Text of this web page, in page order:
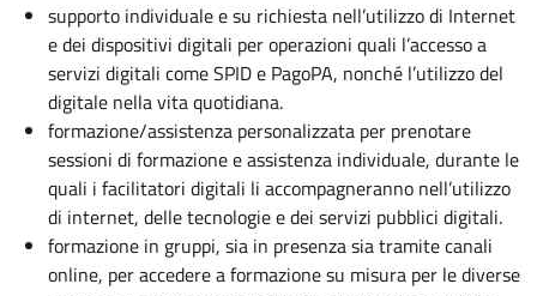
supporto individuale e su richiesta nell’utilizzo di Internet
e dei dispositivi digitali per operazioni quali l’accesso a
servizi digitali come SPID e PagoPA, nonché l’utilizzo del
digitale nella vita quotidiana.
formazione/assistenza personalizzata per prenotare
sessioni di formazione e assistenza individuale, durante le
quali i facilitatori digitali li accompagneranno nell’utilizzo
di internet, delle tecnologie e dei servizi pubblici digitali.
formazione in gruppi, sia in presenza sia tramite canali
online, per accedere a formazione su misura per le diverse